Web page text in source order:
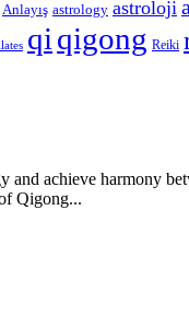
Anlayış astrology astroloji
qi qigong Reiki
and achieve harmony
Qigong...